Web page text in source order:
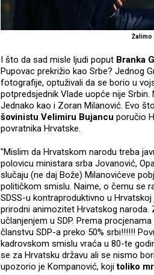
Žalimo
I što da sad misle ljudi poput Branka
Pupovac prekrižio kao Srbe? Jednog
fotografije, optuživali da se borio u
potpredsjednik Vlade uopće nije
Jednako kao i Zoran Milanović. Evo
šovinistu Velimiru Bujancu poručio
povratnika Hrvatske.
"Mislim da Hrvatskom narodu treba
polovicu ministara srba Jovanović,
slučaju (ne daj Bože) Milanovićeve
političkom smislu. Naime, o čemu se
SDSS-u kontraproduktivno u
prirodni animozitet Hrvatskog naroda.
učlanjenjem u SDP. Prema
članstvu SDP-a preko 50% srbi!!!!!!
kadrovskom smislu vraća u 80-te
se za Hrvatsku državu ali se nismo
upozorio je Kompanović, kojitoliko